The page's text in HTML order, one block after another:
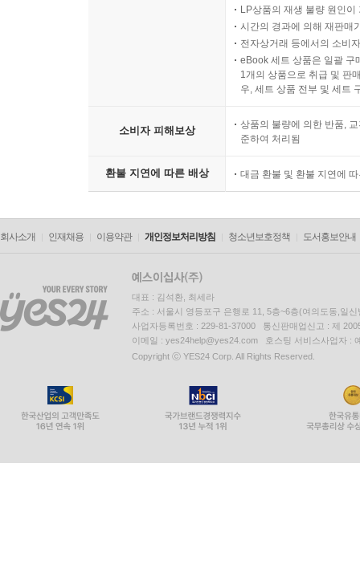
LP상품의 재생 불량 원인
시간의 경과에 의해 재판매
전자상거래 등에서의 소비
eBook 세트 상품은 일괄 구
1개의 상품으로 취급 및 판
우, 세트 상품 전부 및 세트
소비자 피해보상
상품의 불량에 의한 반품,
준하여 처리됨
환불 지연에 따른 배상 대금 환불 및 환불 지연에
회사소개 인재채용 이용약관 개인정보처리방침 청소년보호정책 도서홍보안내
대표 : 김석환, 최세라
주소 : 서울시 영등포구 은행로 11, 5층~6층(여의도동,일신
사업자등록번호 : 229-81-37000 통신판매업신고 : 제
이메일 : yes24help@yes24.com 호스팅 서비스사업자 :
Copyright ⓒ YES24 Corp. All Rights Reserved.